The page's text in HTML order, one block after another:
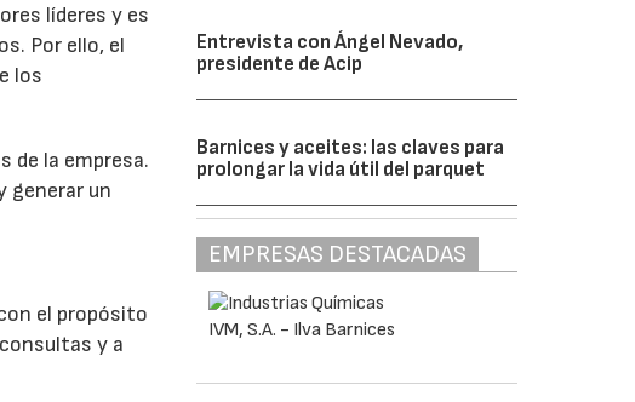
líderes y es
Por ello, el
los
de la empresa.
generar un
el propósito
y a
Entrevista con Ángel Nevado,
presidente de Acip
Barnices y aceites: las claves para
prolongar la vida útil del parquet
EMPRESAS DESTACADAS